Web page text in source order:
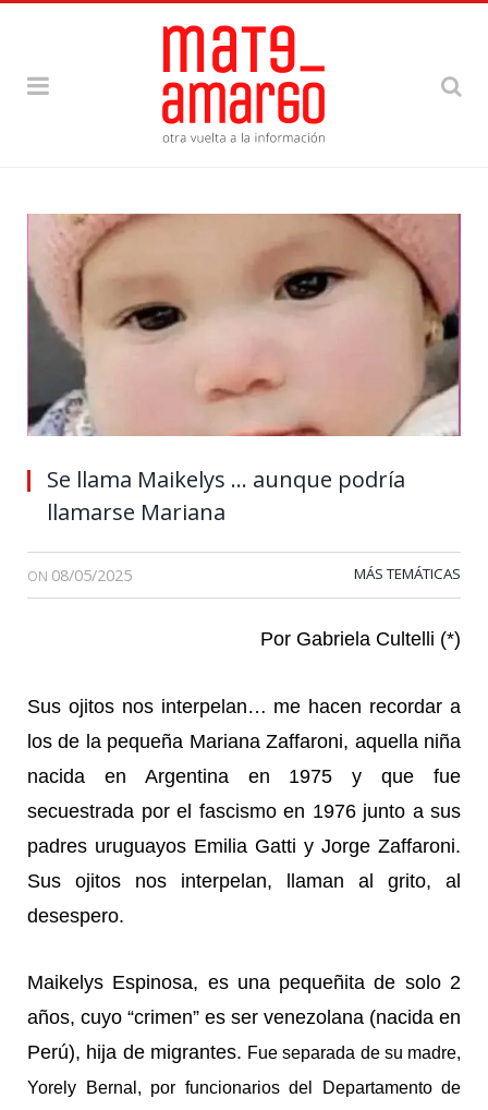
Se llama Maikelys … aunque podría
llamarse Mariana
ON 08/05/2025 MÁS TEMÁTICAS
Por Gabriela Cultelli (*)
Sus ojitos nos interpelan… me hacen recordar a
los de la pequeña Mariana Zaffaroni, aquella niña
nacida en Argentina en 1975 y que fue
secuestrada por el fascismo en 1976 junto a sus
padres uruguayos Emilia Gatti y Jorge Zaffaroni.
Sus ojitos nos interpelan, llaman al grito, al
desespero.
Maikelys Espinosa, es una pequeñita de solo 2
años, cuyo “crimen” es ser venezolana (nacida en
Perú), hija de migrantes. Fue separada de su madre,
Yorely Bernal, por funcionarios del Departamento de